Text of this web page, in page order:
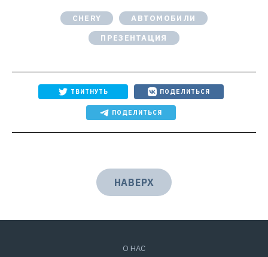
CHERY
АВТОМОБИЛИ
ПРЕЗЕНТАЦИЯ
ТВИТНУТЬ ПОДЕЛИТЬСЯ
ПОДЕЛИТЬСЯ
НАВЕРХ
О НАС